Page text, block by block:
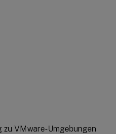
zu VMware-Umgebungen